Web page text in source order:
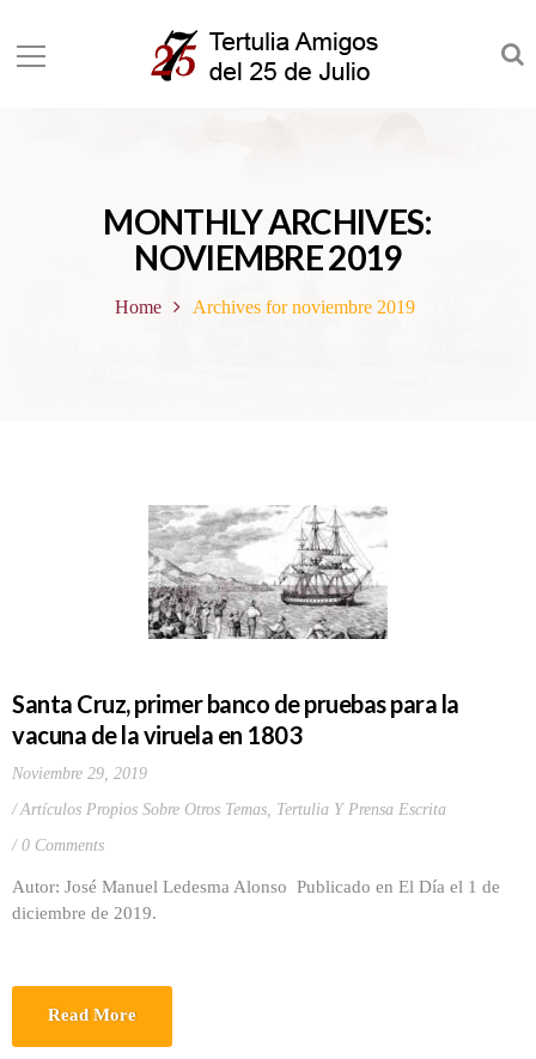
MONTHLY ARCHIVES:
NOVIEMBRE 2019
Home Archives for noviembre 2019
Santa Cruz, primer banco de pruebas para la
vacuna de la viruela en 1803
Noviembre 29, 2019
Artículos Propios Sobre Otros Temas, Tertulia Y Prensa Escrita
0 Comments
Autor: José Manuel Ledesma Alonso Publicado en El Día el 1 de
diciembre de 2019.
Read More